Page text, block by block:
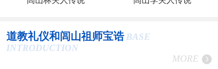
道教礼仪和闾山祖师宝诰 BASE
INTRODUCTION
MORE